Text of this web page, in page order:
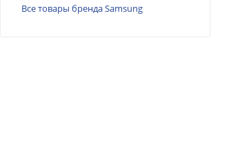
Все товары бренда Samsung